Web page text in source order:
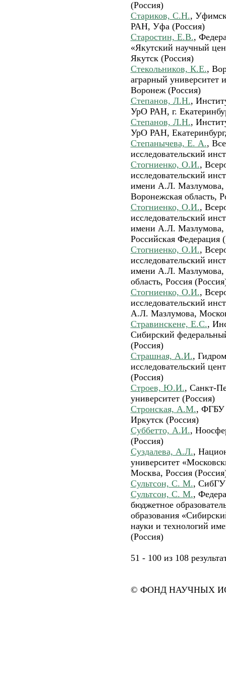
(Россия)
Стариков, С.Н.,
РАН, Уфа (Россия)
Старостин, Е.В.,
«Якутский научный
Якутск (Россия)
Стекольников, К.Е.,
аграрный университет
Воронеж (Россия)
Степанов, Л.Н.,
УрО РАН, г.
Степанов, Л.Н.,
УрО РАН,
Степанычева, Е. А.,
исследовательский
Стогниенко, О.И.,
исследовательский
имени А.Л.
Воронежская область,
Стогниенко, О.И.,
исследовательский
имени А.Л. Мазлумова,
Российская Федерация
Стогниенко, О.И.,
исследовательский
имени А.Л. Мазлумова,
область, Россия
Стогниенко, О.И.,
исследовательский
А.Л. Мазлумова,
Стравинскене, Е.С.,
Сибирский
(Россия)
Страшная, А.И.,
исследовательский
(Россия)
Строев, Ю.И., Санкт-
университет (Россия)
Стронская, А.М., ФГБУ
Иркутск (Россия)
Суббетто, А.И.,
(Россия)
Суздалева, А.Л.,
университет
Москва, Россия
Сультсон, С. М.,
Сультсон, С. М.,
бюджетное
образования
науки и технологий
(Россия)
51 - 100 из 108
© ФОНД НАУЧНЫХ